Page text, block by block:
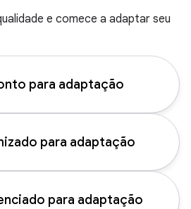
e comece a adaptar seu
para adaptação
para adaptação
para adaptação